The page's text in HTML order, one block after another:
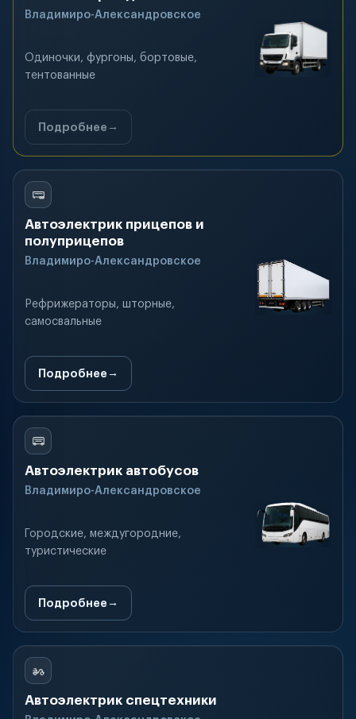
Владимиро-Александровское
Одиночки, фургоны, бортовые,
тентованные
Подробнее
Автоэлектрик прицепов и
полуприцепов
Владимиро-Александровское
Рефрижераторы, шторные,
самосвальные
Подробнее
Автоэлектрик автобусов
Владимиро-Александровское
Городские, междугородние,
туристические
Подробнее
Автоэлектрик спецтехники